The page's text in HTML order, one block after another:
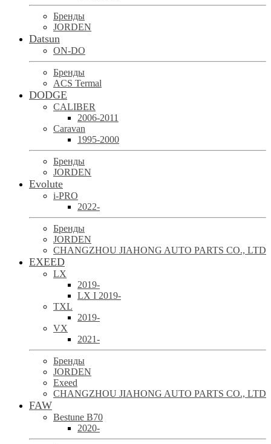
Бренды
JORDEN
Datsun
ON-DO
Бренды
ACS Termal
DODGE
CALIBER
2006-2011
Caravan
1995-2000
Бренды
JORDEN
Evolute
i-PRO
2022-
Бренды
JORDEN
CHANGZHOU JIAHONG AUTO PARTS CO., LTD
EXEED
LX
2019-
LX I 2019-
TXL
2019-
VX
2021-
Бренды
JORDEN
Exeed
CHANGZHOU JIAHONG AUTO PARTS CO., LTD
FAW
Bestune B70
2020-